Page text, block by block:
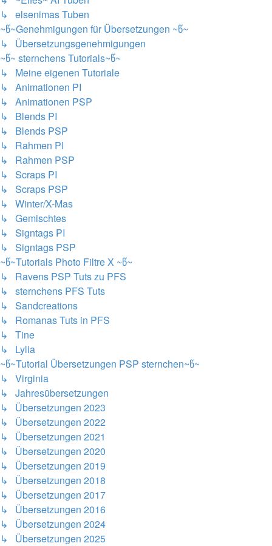
↳ elsenimas Tuben
~წ~Genehmigungen für Übersetzungen ~წ~
↳ Übersetzungsgenehmigungen
~წ~ sternchens Tutorials~წ~
↳ Meine eigenen Tutoriale
↳ Animationen PI
↳ Animationen PSP
↳ Blends PI
↳ Blends PSP
↳ Rahmen PI
↳ Rahmen PSP
↳ Scraps PI
↳ Scraps PSP
↳ Winter/X-Mas
↳ Gemischtes
↳ Signtags PI
↳ Signtags PSP
~წ~Tutorials Photo Filtre X ~წ~
↳ Ravens PSP Tuts zu PFS
↳ sternchens PFS Tuts
↳ Sandcreations
↳ Romanas Tuts in PFS
↳ Tine
↳ Lylia
~წ~Tutorial Übersetzungen PSP sternchen~წ~
↳ Virginia
↳ Jahresübersetzungen
↳ Übersetzungen 2023
↳ Übersetzungen 2022
↳ Übersetzungen 2021
↳ Übersetzungen 2020
↳ Übersetzungen 2019
↳ Übersetzungen 2018
↳ Übersetzungen 2017
↳ Übersetzungen 2016
↳ Übersetzungen 2024
↳ Übersetzungen 2025